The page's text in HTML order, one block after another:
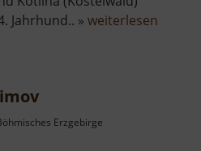
Jahrhund.. » weiterlesen
Erzgebirge